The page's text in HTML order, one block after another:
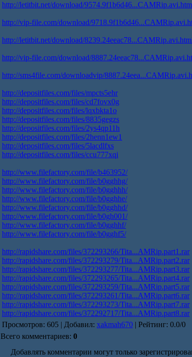
http://letitbit.net/download/
http://vip-file.com/download/
http://letitbit.net/download/
http://vip-file.com/download/
http://sms4file.com/downloadvip/
http://depositfiles.com/files/mpcts5ehr
http://depositfiles.com/files/cd7fovx0g
http://depositfiles.com/files/lqxbkta1o
http://depositfiles.com/files/8835gegzs
http://depositfiles.com/files/2ys4qp11h
http://depositfiles.com/files/2henn1ew1
http://depositfiles.com/files/5lacdlfxs
http://depositfiles.com/files/ccu777xqi
http://www.filefactory.com/file/b463952/
http://www.filefactory.com/file/b0gghhg/
http://www.filefactory.com/file/b0gghhh/
http://www.filefactory.com/file/b0gghhe/
http://www.filefactory.com/file/b0gghhd/
http://www.filefactory.com/file/b0gh001/
http://www.filefactory.com/file/b0gghhf/
http://www.filefactory.com/file/b0gghf5/
http://rapidshare.com/files/372293266/Tita...AMRip.part1.rar
http://rapidshare.com/files/372293279/Tita...AMRip.part2.rar
http://rapidshare.com/files/372293277/Tita...AMRip.part3.rar
http://rapidshare.com/files/372293265/Tita...AMRip.part4.rar
http://rapidshare.com/files/372293259/Tita...AMRip.part5.rar
http://rapidshare.com/files/372293261/Tita...AMRip.part6.rar
http://rapidshare.com/files/372293273/Tita...AMRip.part7.rar
http://rapidshare.com/files/372292717/Tita...AMRip.part8.rar
Просмотров: 605 | Добавил: xakmah670 | Рейтинг: 0.0/0
Всего комментариев: 0
Добавлять комментарии могут только